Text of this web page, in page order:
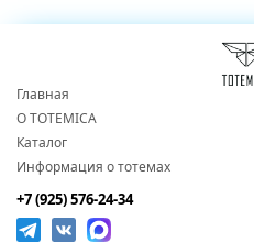
Главная
О TOTEMICA
Каталог
Информация о тотемах
+7 (925) 576-24-34